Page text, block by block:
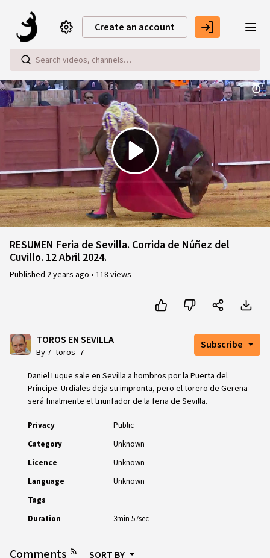
Create an account
Play
Video
RESUMEN Feria de Sevilla. Corrida de Núñez del
Cuvillo. 12 Abril 2024.
Published 2 years ago • 118 views
TOROS EN SEVILLA
By 7_toros_7
Subscribe
Daniel Luque sale en Sevilla a hombros por la Puerta del
Príncipe. Urdiales deja su impronta, pero el torero de Gerena
será finalmente el triunfador de la feria de Sevilla.
Privacy
Public
Category
Unknown
Licence
Unknown
Language
Unknown
Tags
Duration
3min 57sec
Comments SORT BY